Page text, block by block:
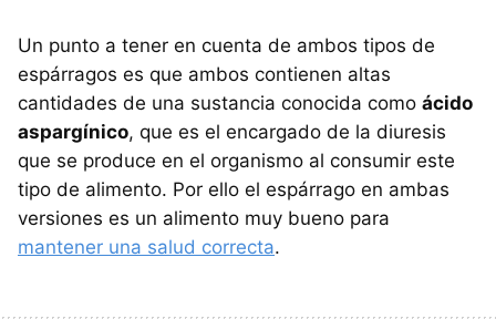
Un punto a tener en cuenta de ambos tipos de
espárragos es que ambos contienen altas
cantidades de una sustancia conocida como ácido
aspargínico, que es el encargado de la diuresis
que se produce en el organismo al consumir este
tipo de alimento. Por ello el espárrago en ambas
versiones es un alimento muy bueno para
mantener una salud correcta.